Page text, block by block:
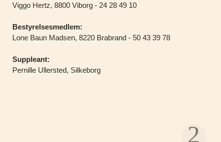
Viggo Hertz, 8800 Viborg - 24 28 49 10
Bestyrelsesmedlem:
Lone Baun Madsen, 8220 Brabrand - 50 43 39 78
Suppleant:
Pernille Ullersted, Silkeborg